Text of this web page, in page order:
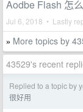
Aodbe Flash 怎
Jul 6, 2018 • Lastly
» More topics by
43529's recent
Replied to a topic by
很好用